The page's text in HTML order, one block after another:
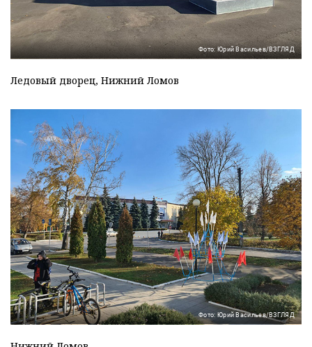
Фото: Юрий Васильев/ВЗГЛЯД
Ледовый дворец, Нижний Ломов
Фото: Юрий Васильев/ВЗГЛЯД